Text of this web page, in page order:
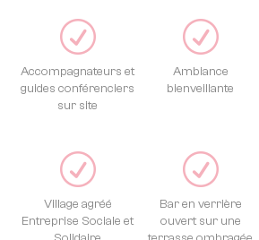
R
Accompagnateurs et
guides conférenciers
sur site
R
Ambiance
bienveillante
R
Village agréé
Entreprise Sociale et
R
Bar en verrière
ouvert sur une